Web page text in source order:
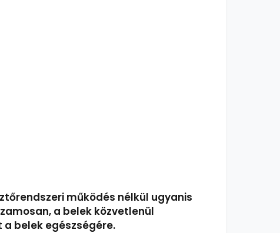
működés nélkül ugyanis
a belek közvetlenül
belek egészségére.